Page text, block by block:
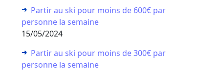
Partir au ski pour moins de 600€ par
personne la semaine
15/05/2024
Partir au ski pour moins de 300€ par
personne la semaine